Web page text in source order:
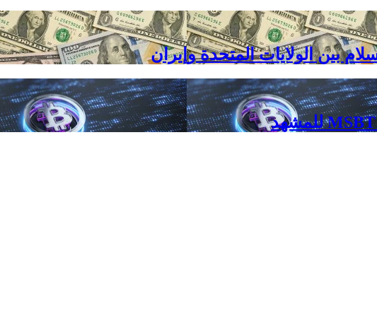
بين الولايات المتحدة وإيران